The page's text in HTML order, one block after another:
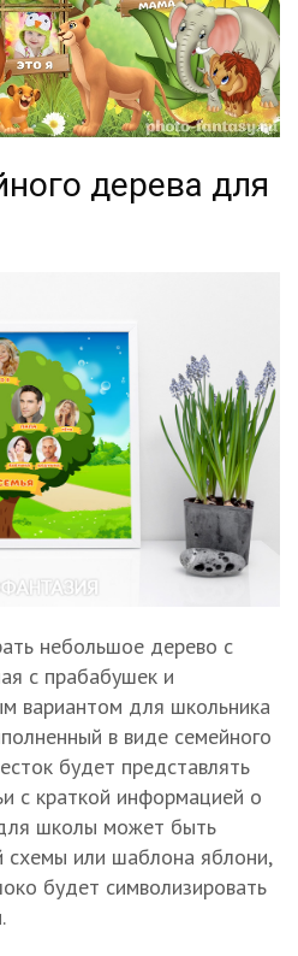
дерева для
небольшое дерево с
с прабабушек и
вариантом для школьника
в виде семейного
будет представлять
с краткой информацией о
школы может быть
схемы или шаблона яблони,
будет символизировать